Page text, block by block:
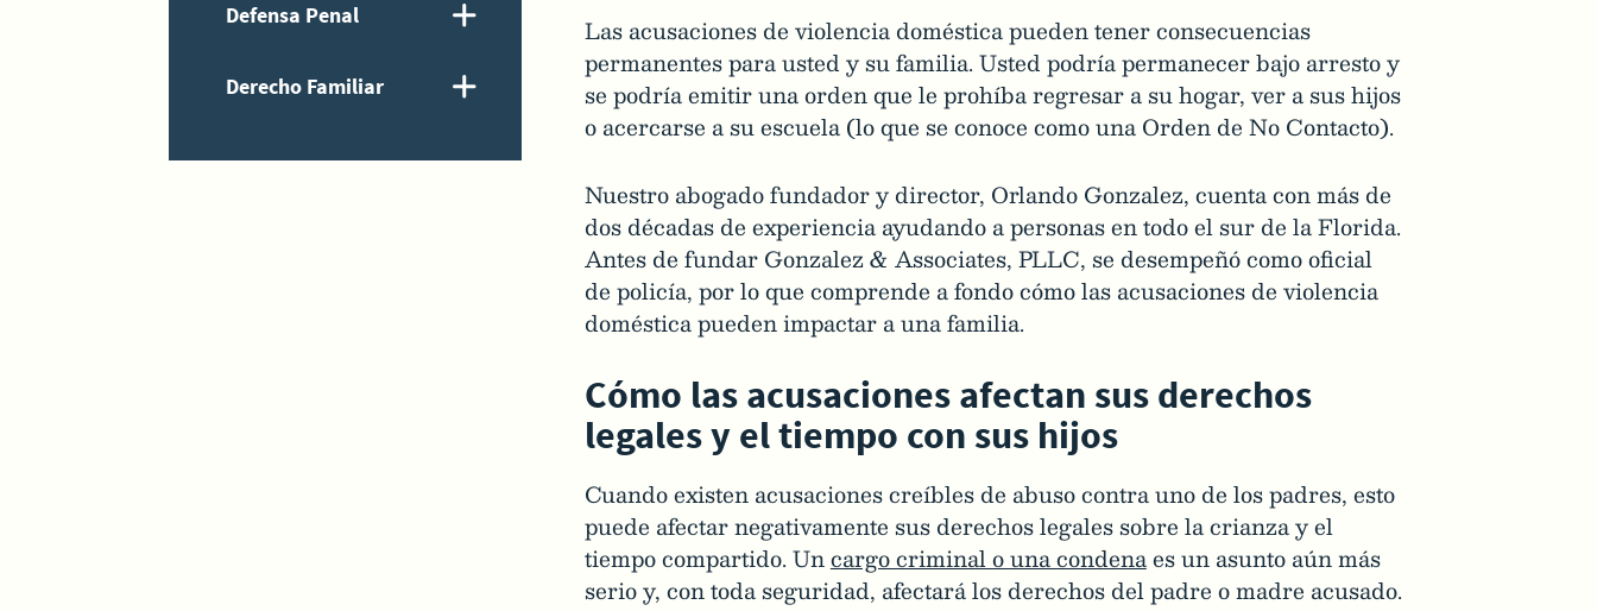
Defensa Penal
Derecho Familiar
Las acusaciones de violencia doméstica pueden tener consecuencias
permanentes para usted y su familia. Usted podría permanecer bajo arresto y
se podría emitir una orden que le prohíba regresar a su hogar, ver a sus hijos
o acercarse a su escuela (lo que se conoce como una Orden de No Contacto).
Nuestro abogado fundador y director, Orlando Gonzalez, cuenta con más de
dos décadas de experiencia ayudando a personas en todo el sur de la Florida.
Antes de fundar Gonzalez & Associates, PLLC, se desempeñó como oficial
de policía, por lo que comprende a fondo cómo las acusaciones de violencia
doméstica pueden impactar a una familia.
Cómo las acusaciones afectan sus derechos
legales y el tiempo con sus hijos
Cuando existen acusaciones creíbles de abuso contra uno de los padres, esto
puede afectar negativamente sus derechos legales sobre la crianza y el
tiempo compartido. Uncargo criminal o una condenaes un asunto aún más
serio y, con toda seguridad, afectará los derechos del padre o madre acusado.